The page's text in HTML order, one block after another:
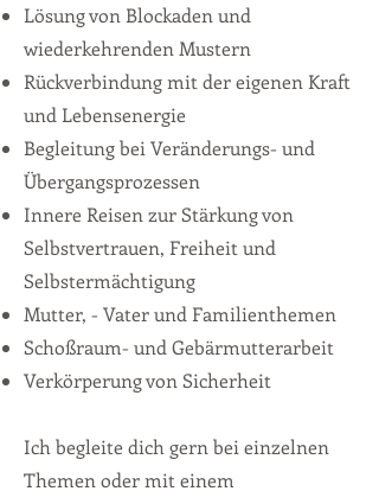
Lösung von Blockaden und
wiederkehrenden Mustern
Rückverbindung mit der eigenen Kraft
und Lebensenergie
Begleitung bei Veränderungs- und
Übergangsprozessen
Innere Reisen zur Stärkung von
Selbstvertrauen, Freiheit und
Selbstermächtigung
Mutter, - Vater und Familienthemen
Schoßraum- und Gebärmutterarbeit
Verkörperung von Sicherheit
Ich begleite dich gern bei einzelnen
Themen oder mit einem